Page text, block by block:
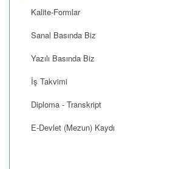
Kalite-Formlar
Sanal Basında Biz
Yazılı Basında Biz
İş Takvimi
Diploma - Transkript
E-Devlet (Mezun) Kaydı